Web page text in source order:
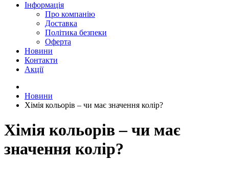
Інформація
Про компанію
Доставка
Політика безпеки
Оферта
Новини
Контакти
Акції
Новини
Хімія кольорів – чи має значення колір?
Хімія кольорів – чи має
значення колір?